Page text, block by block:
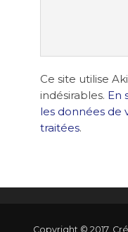
Ce site utilise
indésirables. En
les données de
traitées.
Copyright © 2017.